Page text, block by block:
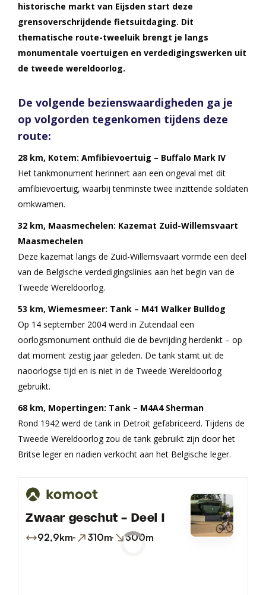
historische markt van Eijsden start deze
grensoverschrijdende fietsuitdaging. Dit
thematische route-tweeluik brengt je langs
monumentale voertuigen en verdedigingswerken uit
de tweede wereldoorlog.
De volgende bezienswaardigheden ga je
op volgorden tegenkomen tijdens deze
route:
28 km, Kotem: Amfibievoertuig – Buffalo Mark IV
Het tankmonument herinnert aan een ongeval met dit
amfibievoertuig, waarbij tenminste twee inzittende soldaten
omkwamen.
32 km, Maasmechelen: Kazemat Zuid-Willemsvaart
Maasmechelen
Deze kazemat langs de Zuid-Willemsvaart vormde een deel
van de Belgische verdedigingslinies aan het begin van de
Tweede Wereldoorlog.
53 km, Wiemesmeer: Tank – M41 Walker Bulldog
Op 14 september 2004 werd in Zutendaal een
oorlogsmonument onthuld die de bevrijding herdenkt – op
dat moment zestig jaar geleden. De tank stamt uit de
naoorlogse tijd en is niet in de Tweede Wereldoorlog
gebruikt.
68 km, Mopertingen: Tank – M4A4 Sherman
Rond 1942 werd de tank in Detroit gefabriceerd. Tijdens de
Tweede Wereldoorlog zou de tank gebruikt zijn door het
Britse leger en nadien verkocht aan het Belgische leger.